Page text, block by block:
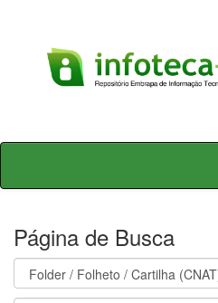
Skip
Página de Busca